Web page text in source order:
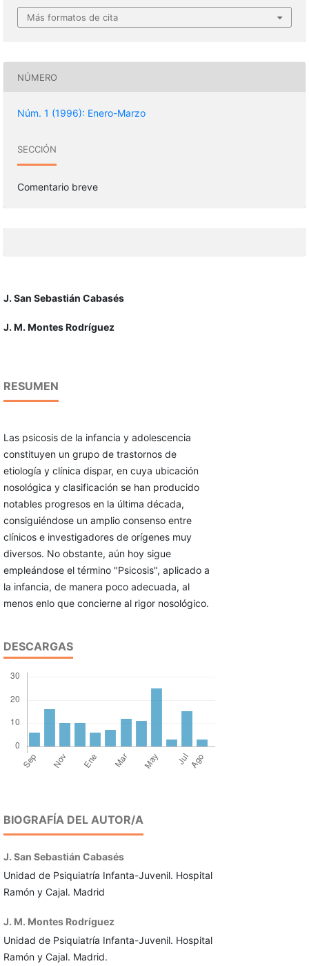
Más formatos de cita
NÚMERO
Núm. 1 (1996): Enero-Marzo
SECCIÓN
Comentario breve
J. San Sebastián Cabasés
J. M. Montes Rodríguez
RESUMEN
Las psicosis de la infancia y adolescencia
constituyen un grupo de trastornos de
etiología y clínica dispar, en cuya ubicación
nosológica y clasificación se han producido
notables progresos en la última década,
consiguiéndose un amplio consenso entre
clínicos e investigadores de orígenes muy
diversos. No obstante, aún hoy sigue
empleándose el término "Psicosis", aplicado a
la infancia, de manera poco adecuada, al
menos enlo que concierne al rigor nosológico.
DESCARGAS
BIOGRAFÍA DEL AUTOR/A
J. San Sebastián Cabasés
Unidad de Psiquiatría Infanta-Juvenil. Hospital
Ramón y Cajal. Madrid
J. M. Montes Rodríguez
Unidad de Psiquiatría Infanta-Juvenil. Hospital
Ramón y Cajal. Madrid.